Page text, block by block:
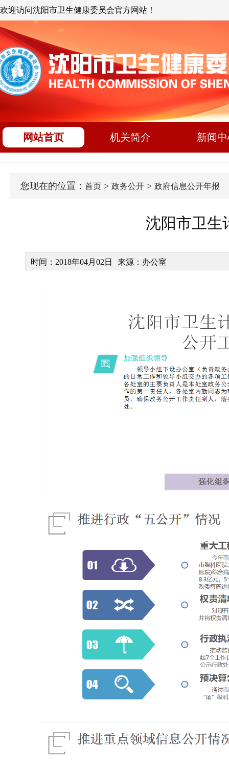
欢迎访问沈阳市卫生健康委员会官方网站！
网站首页 机关简介 新闻
您现在的位置： 首页 > 政务公开 > 政府信息公开年报
沈阳市卫生
时间：2018年04月02日 来源：办公室